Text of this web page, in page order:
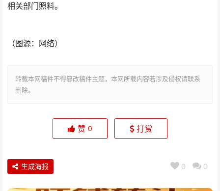
相关部门照料。
（图源：网络）
转载本网稿件不得篡改稿件主题，本网所载内容若涉及侵权请联系
删除。
赞 0 打赏
0 0
生成海报